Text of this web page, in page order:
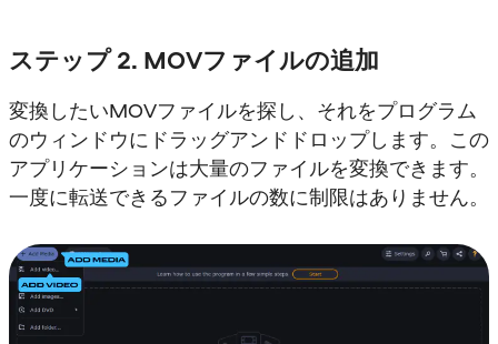
ステップ 2. MOVファイルの追加
変換したいMOVファイルを探し、それをプログラム
のウィンドウにドラッグアンドドロップします。この
アプリケーションは大量のファイルを変換できます。
一度に転送できるファイルの数に制限はありません。